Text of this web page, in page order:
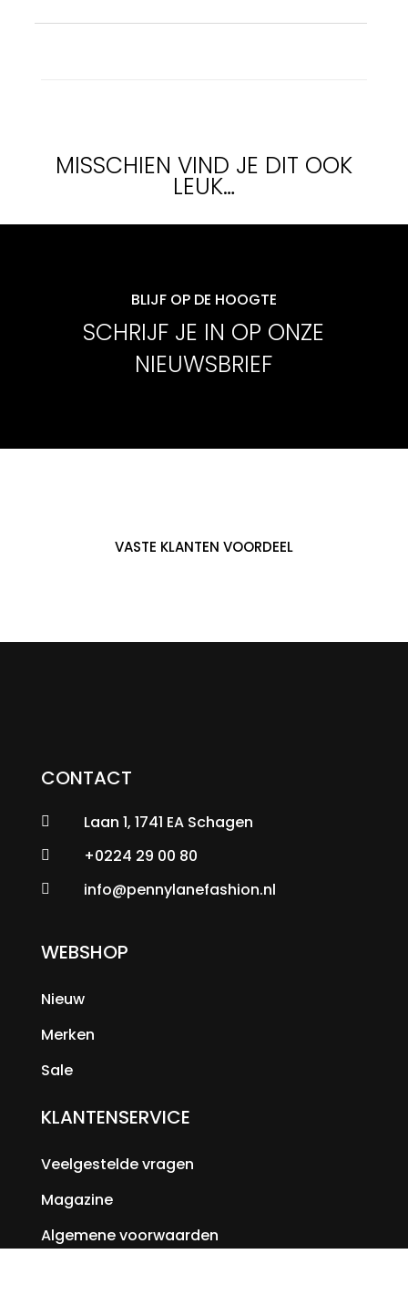
MISSCHIEN VIND JE DIT OOK
LEUK…
BLIJF OP DE HOOGTE
SCHRIJF JE IN OP ONZE
NIEUWSBRIEF
VASTE KLANTEN VOORDEEL
CONTACT
 Laan 1, 1741 EA Schagen
 +0224 29 00 80
 info@pennylanefashion.nl
WEBSHOP
Nieuw
Merken
Sale
KLANTENSERVICE
Veelgestelde vragen
Magazine
Algemene voorwaarden